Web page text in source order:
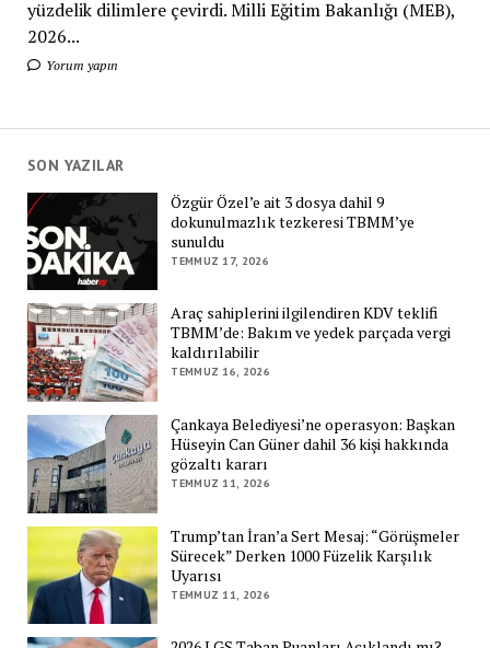
yüzdelik dilimlere çevirdi. Milli Eğitim Bakanlığı (MEB),
2026...
Yorum yapın
SON YAZILAR
Özgür Özel’e ait 3 dosya dahil 9
dokunulmazlık tezkeresi TBMM’ye
sunuldu
TEMMUZ 17, 2026
Araç sahiplerini ilgilendiren KDV teklifi
TBMM’de: Bakım ve yedek parçada vergi
kaldırılabilir
TEMMUZ 16, 2026
Çankaya Belediyesi’ne operasyon: Başkan
Hüseyin Can Güner dahil 36 kişi hakkında
gözaltı kararı
TEMMUZ 11, 2026
Trump’tan İran’a Sert Mesaj: “Görüşmeler
Sürecek” Derken 1000 Füzelik Karşılık
Uyarısı
TEMMUZ 11, 2026